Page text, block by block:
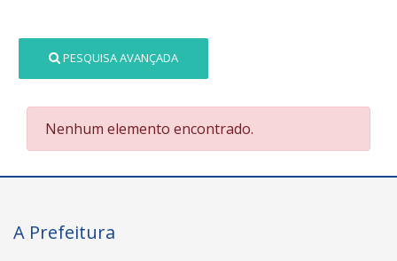
PESQUISA AVANÇADA
Nenhum elemento encontrado.
A Prefeitura